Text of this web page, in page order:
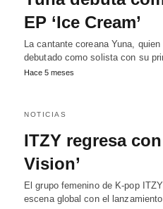
EP ‘Ice Cream’
La cantante coreana Yuna,
debutado como solista con su
Hace 5 meses
NOTICIAS
ITZY regresa
Vision’
El grupo femenino de K-pop
escena global con el